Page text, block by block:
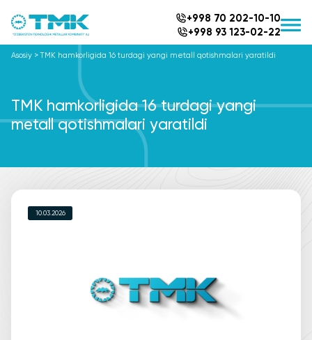
+998 70 202-10-10
+998 93 123-02-22
Asosiy >TMK hamkorligida 16 turdagi yangi metall qotishmalari yaratildi
TMK hamkorligida 16 turdagi yangi
metall qotishmalari yaratildi
10.03.2026